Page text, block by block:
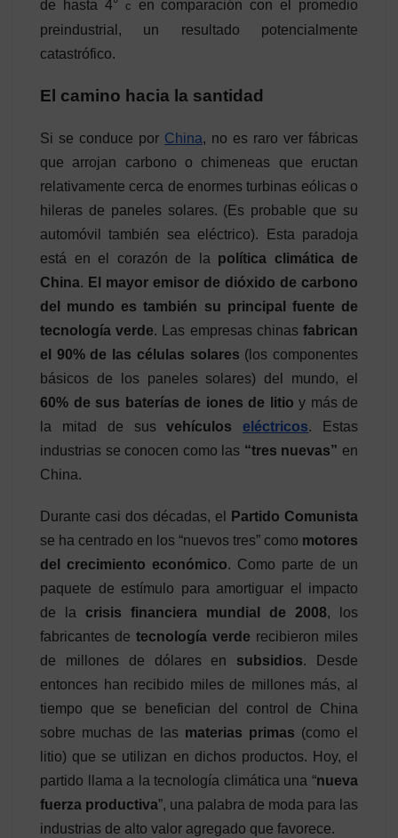
de hasta 4° c
en comparación con el promedio
preindustrial, un resultado potencialmente
catastrófico.
El camino hacia la santidad
Si se conduce por China, no es raro ver fábricas
que arrojan carbono o chimeneas que eructan
relativamente cerca de enormes turbinas eólicas o
hileras de paneles solares. (Es probable que su
automóvil también sea eléctrico). Esta paradoja
está en el corazón de la política climática de
China. El mayor emisor de dióxido de carbono
del mundo es también su principal fuente de
tecnología verde. Las empresas chinasfabrican
el 90% de las células solares (los componentes
básicos de los paneles solares) del mundo, el
60% de sus baterías de iones de litio y más de
la mitad de susvehículoseléctricos. Estas
industrias se conocen como las “tres nuevas” en
China.
Durante casi dos décadas, el
Partido Comunista
se ha centrado en los “nuevos tres” como motores
del crecimiento económico. Como parte de un
paquete de estímulo para amortiguar el impacto
de la crisis financiera mundial de 2008, los
fabricantes de tecnología verde recibieron miles
de millones de dólares en subsidios. Desde
entonces han recibido miles de millones más, al
tiempo que se benefician del control de China
sobre muchas de las materias primas (como el
litio) que se utilizan en dichos productos. Hoy, el
partido llama a la tecnología climática una “nueva
fuerza productiva”, una palabra de moda para las
industrias de alto valor agregado que favorece.